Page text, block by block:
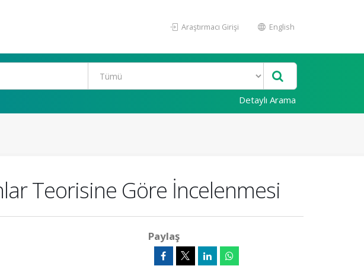
Araştırmacı Girişi English
Detaylı Arama
Teorisine Göre İncelenmesi
Paylaş